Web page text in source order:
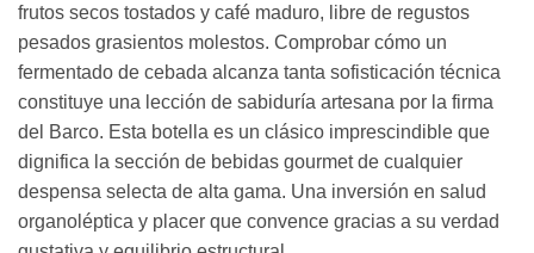
frutos secos tostados y café maduro, libre de regustos
pesados grasientos molestos. Comprobar cómo un
fermentado de cebada alcanza tanta sofisticación técnica
constituye una lección de sabiduría artesana por la firma
del Barco. Esta botella es un clásico imprescindible que
dignifica la sección de bebidas gourmet de cualquier
despensa selecta de alta gama. Una inversión en salud
organoléptica y placer que convence gracias a su verdad